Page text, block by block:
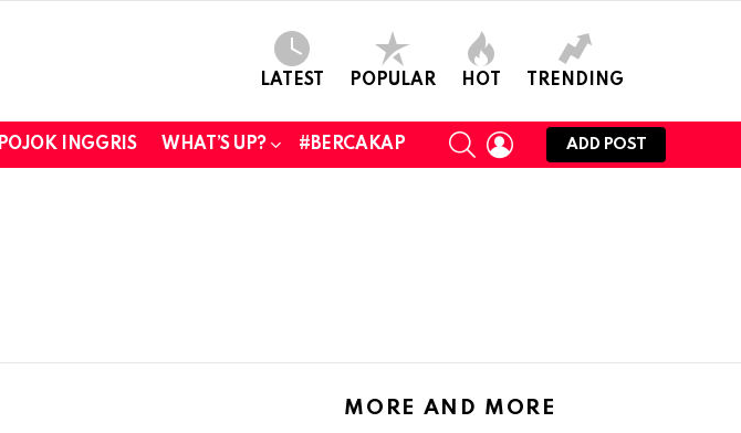
LATEST POPULAR HOT TRENDING
POJOK INGGRIS WHAT’S UP? #BERCAKAP
SEARCHLOGIN
ADD POST
MORE AND MORE